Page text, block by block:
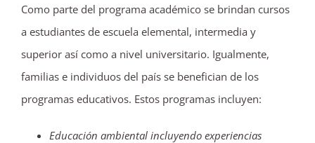
Como parte del programa académico se brindan cursos
a estudiantes de escuela elemental, intermedia y
superior así como a nivel universitario. Igualmente,
familias e individuos del país se benefician de los
programas educativos. Estos programas incluyen:
Educación ambiental incluyendo experiencias